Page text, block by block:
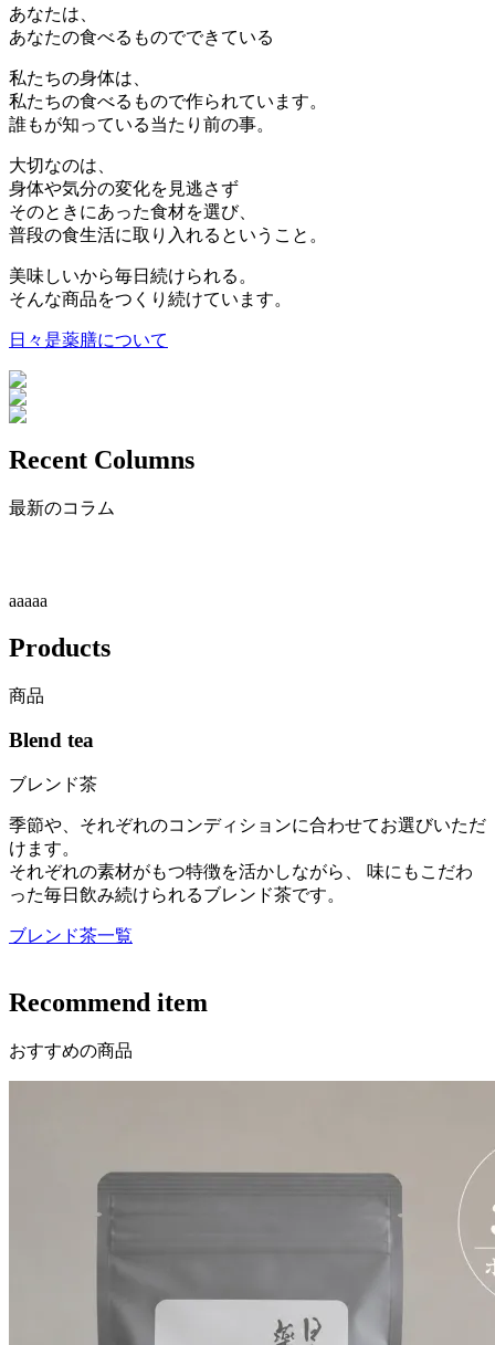
あなたは、
あなたの食べるものでできている
私たちの身体は、
私たちの食べるもので作られています。
誰もが知っている当たり前の事。
大切なのは、
身体や気分の変化を見逃さず
そのときにあった食材を選び、
普段の食生活に取り入れるということ。
美味しいから毎日続けられる。
そんな商品をつくり続けています。
日々是薬膳について
Recent Columns
最新のコラム
aaaaa
Products
商品
Blend tea
ブレンド茶
季節や、それぞれのコンディションに合わせてお選びいただ
けます。
それぞれの素材がもつ特徴を活かしながら、 味にもこだわ
った毎日飲み続けられるブレンド茶です。
ブレンド茶一覧
Recommend item
おすすめの商品